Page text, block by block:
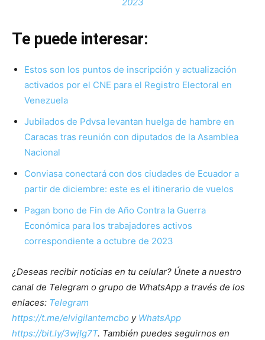
Te puede interesar:
Estos son los puntos de inscripción y actualización
activados por el CNE para el Registro Electoral en
Venezuela
Jubilados de Pdvsa levantan huelga de hambre en
Caracas tras reunión con diputados de la Asamblea
Nacional
Conviasa conectará con dos ciudades de Ecuador a
partir de diciembre: este es el itinerario de vuelos
Pagan bono de Fin de Año Contra la Guerra
Económica para los trabajadores activos
correspondiente a octubre de 2023
¿Deseas recibir noticias en tu celular? Únete a nuestro
canal de Telegram o grupo de WhatsApp a través de los
enlaces: Telegram
https://t.me/elvigilantemcbo y WhatsApp
https://bit.ly/3wjIg7T. También puedes seguirnos en